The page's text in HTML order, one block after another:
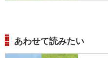
あわせて読みたい